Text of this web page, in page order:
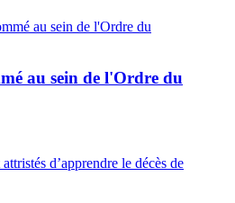
au sein de l'Ordre du